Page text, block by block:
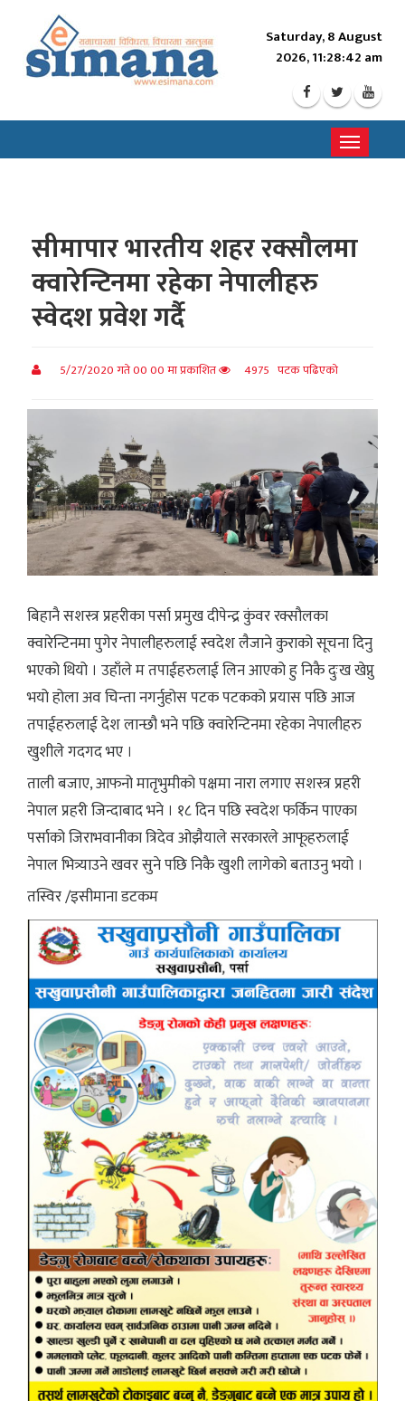
Saturday, 8 August
2026, 11:28:43 am
Toggle
सीमापार भारतीय शहर रक्सौलमा
क्वारेन्टिनमा रहेका नेपालीहरु
स्वेदश प्रवेश गर्दै
5/27/2020 गते 00 00 मा प्रकाशित 4975 पटक पढिएको
बिहानै सशस्त्र प्रहरीका पर्सा प्रमुख दीपेन्द्र कुंवर रक्सौलका
क्वारेन्टिनमा पुगेर नेपालीहरुलाई स्वदेश लैजाने कुराको सूचना दिनु
भएको थियो । उहाँले म तपाईहरुलाई लिन आएको हु निकै दुःख खेप्नु
भयो होला अव चिन्ता नगर्नुहोस पटक पटकको प्रयास पछि आज
तपाईहरुलाई देश लान्छौ भने पछि क्वारेन्टिनमा रहेका नेपालीहरु
खुशीले गदगद भए ।
ताली बजाए, आफनो मातृभुमीको पक्षमा नारा लगाए सशस्त्र प्रहरी
नेपाल प्रहरी जिन्दाबाद भने । १८ दिन पछि स्वदेश फर्किन पाएका
पर्साको जिराभवानीका त्रिदेव ओझैयाले सरकारले आफूहरुलाई
नेपाल भित्र्याउने खवर सुने पछि निकै खुशी लागेको बताउनु भयो ।
तस्विर /इसीमाना डटकम